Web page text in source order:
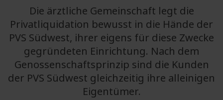
Die ärztliche Gemeinschaft legt die
Privatliquidation bewusst in die Hände der
PVS Südwest, ihrer eigens für diese Zwecke
gegründeten Einrichtung. Nach dem
Genossenschaftsprinzip sind die Kunden
der PVS Südwest gleichzeitig ihre alleinigen
Eigentümer.